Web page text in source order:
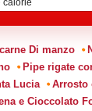
Di manzo
Pipe rigate
Lucia
Arrosto
e Cioccolato